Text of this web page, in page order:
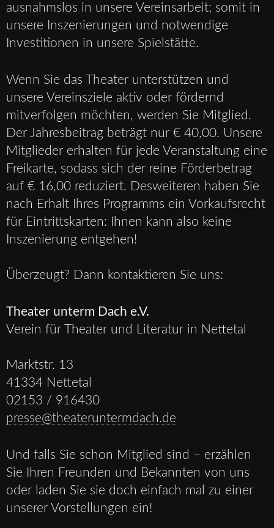
ausnahmslos in unsere Vereinsarbeit; somit in
unsere Inszenierungen und notwendige
Investitionen in unsere Spielstätte.
Wenn Sie das Theater unterstützen und
unsere Vereinsziele aktiv oder fördernd
mitverfolgen möchten, werden Sie Mitglied.
Der Jahresbeitrag beträgt nur € 40,00. Unsere
Mitglieder erhalten für jede Veranstaltung eine
Freikarte, sodass sich der reine Förderbetrag
auf € 16,00 reduziert. Desweiteren haben Sie
nach Erhalt Ihres Programms ein Vorkaufsrecht
für Eintrittskarten: Ihnen kann also keine
Inszenierung entgehen!
Überzeugt? Dann kontaktieren Sie uns:
Theater unterm Dach e.V.
Verein für Theater und Literatur in Nettetal
Marktstr. 13
41334 Nettetal
02153 / 916430
presse@theateruntermdach.de
Und falls Sie schon Mitglied sind – erzählen
Sie Ihren Freunden und Bekannten von uns
oder laden Sie sie doch einfach mal zu einer
unserer Vorstellungen ein!